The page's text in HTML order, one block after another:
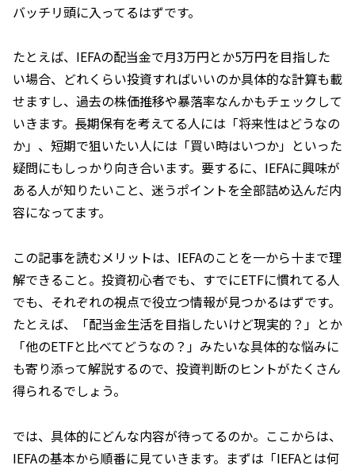
バッチリ頭に入ってるはずです。
たとえば、IEFAの配当金で月3万円とか5万円を目指した
い場合、どれくらい投資すればいいのか具体的な計算も載
せますし、過去の株価推移や暴落率なんかもチェックして
いきます。長期保有を考えてる人には「将来性はどうなの
か」、短期で狙いたい人には「買い時はいつか」といった
疑問にもしっかり向き合います。要するに、IEFAに興味が
ある人が知りたいこと、迷うポイントを全部詰め込んだ内
容になってます。
この記事を読むメリットは、IEFAのことを一から十まで理
解できること。投資初心者でも、すでにETFに慣れてる人
でも、それぞれの視点で役立つ情報が見つかるはずです。
たとえば、「配当金生活を目指したいけど現実的？」とか
「他のETFと比べてどうなの？」みたいな具体的な悩みに
も寄り添って解説するので、投資判断のヒントがたくさん
得られるでしょう。
では、具体的にどんな内容が待ってるのか。ここからは、
IEFAの基本から順番に見ていきます。まずは「IEFAとは何